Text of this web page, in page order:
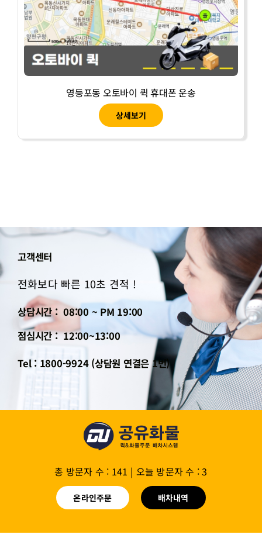
영등포동 오토바이 퀵 휴대폰 운송
상세보기
고객센터
전화보다 빠른 10초 견적 !
상담시간 : 08:00 ~ PM 19:00
점심시간 : 12:00~13:00
Tel : 1800-9924 (상담원 연결은 1번)
총 방문자 수 : 141 | 오늘 방문자 수 : 3
온라인주문 배차내역